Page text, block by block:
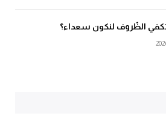
الظّروف لنكون سعداء؟